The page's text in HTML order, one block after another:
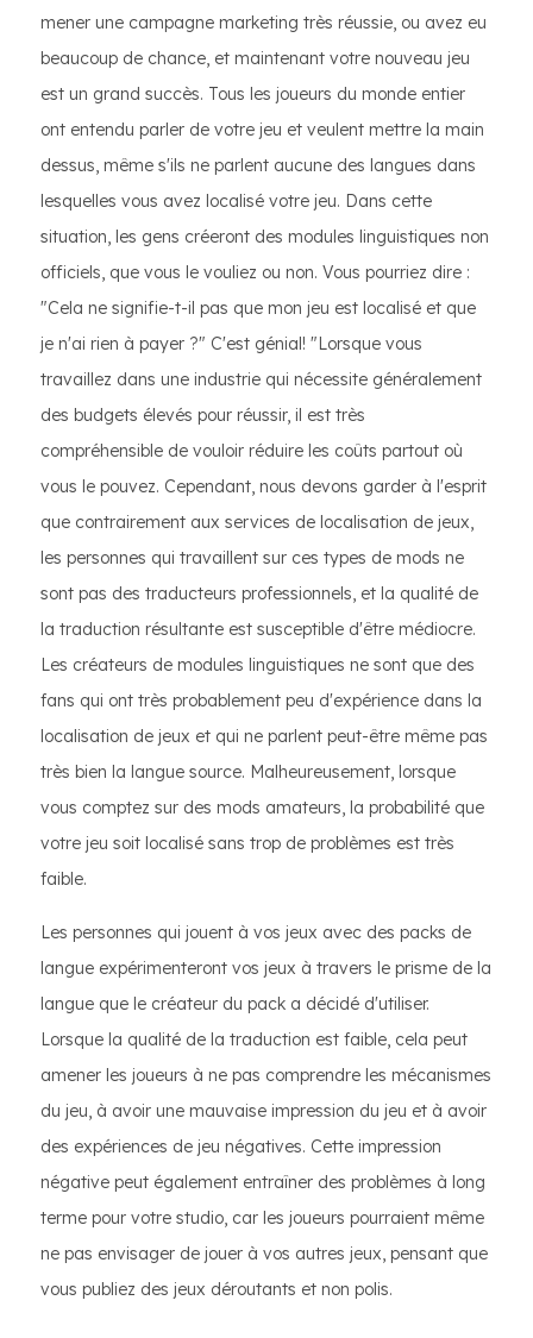
mener une campagne marketing très réussie, ou avez eu
beaucoup de chance, et maintenant votre nouveau jeu
est un grand succès. Tous les joueurs du monde entier
ont entendu parler de votre jeu et veulent mettre la main
dessus, même s'ils ne parlent aucune des langues dans
lesquelles vous avez localisé votre jeu. Dans cette
situation, les gens créeront des modules linguistiques non
officiels, que vous le vouliez ou non. Vous pourriez dire :
"Cela ne signifie-t-il pas que mon jeu est localisé et que
je n'ai rien à payer ?" C'est génial! "Lorsque vous
travaillez dans une industrie qui nécessite généralement
des budgets élevés pour réussir, il est très
compréhensible de vouloir réduire les coûts partout où
vous le pouvez. Cependant, nous devons garder à l'esprit
que contrairement aux services de localisation de jeux,
les personnes qui travaillent sur ces types de mods ne
sont pas des traducteurs professionnels, et la qualité de
la traduction résultante est susceptible d'être médiocre.
Les créateurs de modules linguistiques ne sont que des
fans qui ont très probablement peu d'expérience dans la
localisation de jeux et qui ne parlent peut-être même pas
très bien la langue source. Malheureusement, lorsque
vous comptez sur des mods amateurs, la probabilité que
votre jeu soit localisé sans trop de problèmes est très
faible.
Les personnes qui jouent à vos jeux avec des packs de
langue expérimenteront vos jeux à travers le prisme de la
langue que le créateur du pack a décidé d'utiliser.
Lorsque la qualité de la traduction est faible, cela peut
amener les joueurs à ne pas comprendre les mécanismes
du jeu, à avoir une mauvaise impression du jeu et à avoir
des expériences de jeu négatives. Cette impression
négative peut également entraîner des problèmes à long
terme pour votre studio, car les joueurs pourraient même
ne pas envisager de jouer à vos autres jeux, pensant que
vous publiez des jeux déroutants et non polis.